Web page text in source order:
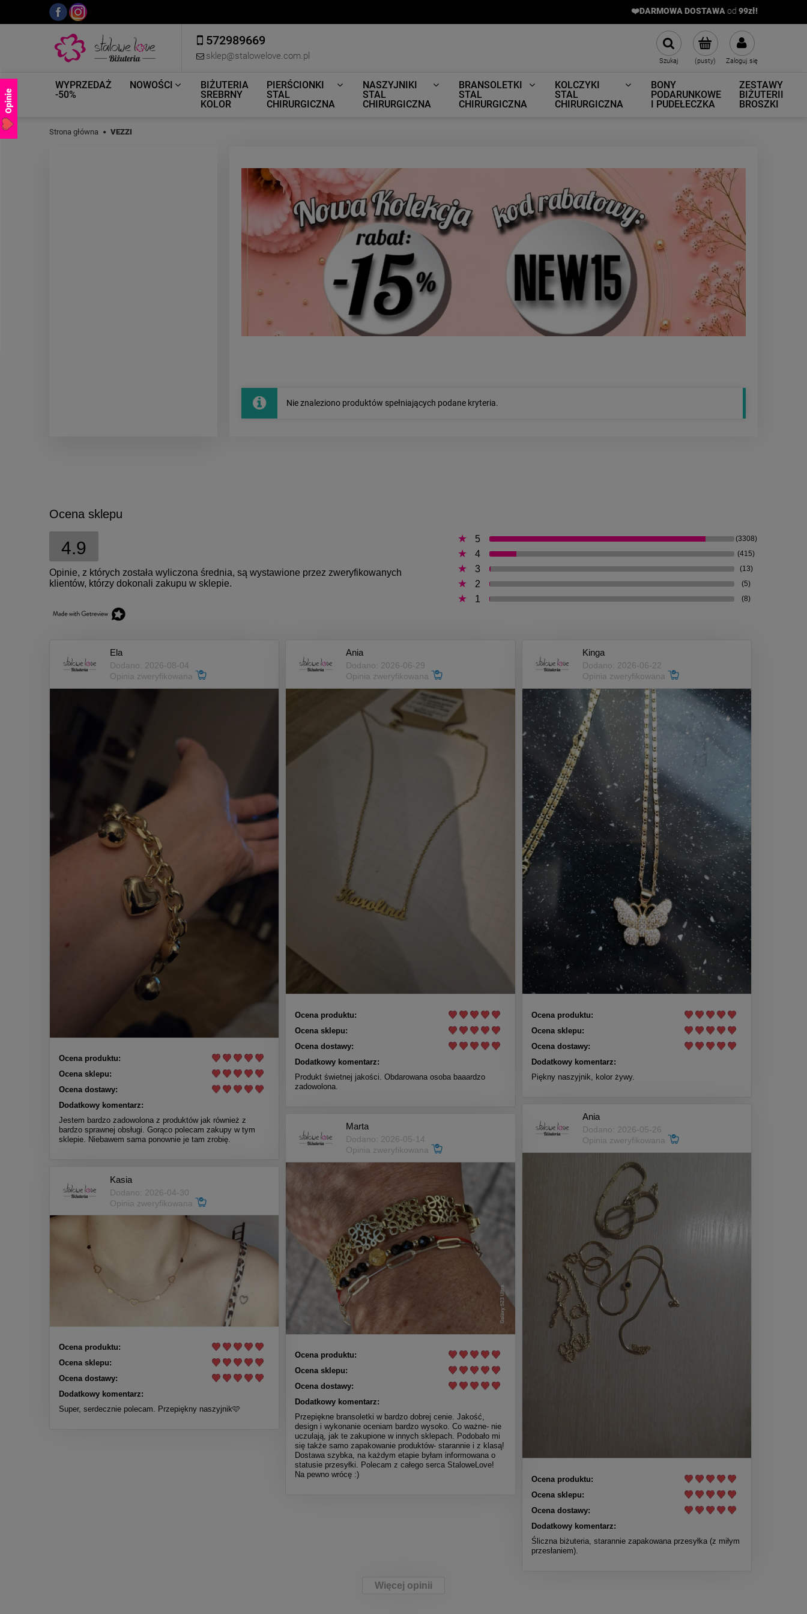
❤️DARMOWA DOSTAWA od 99zł!
572989669
sklep@stalowelove.com.pl (pusty) Zaloguj się
Szukaj
WYPRZEDAŻ
-50%
NOWOŚCI
BIŻUTERIA
SREBRNY
KOLOR
PIERŚCIONKI
STAL
CHIRURGICZNA
NASZYJNIKI
STAL
CHIRURGICZNA
BRANSOLETKI
STAL
CHIRURGICZNA
KOLCZYKI
STAL
CHIRURGICZNA
BONY
PODARUNKOWE
I PUDEŁECZKA
ZESTAWY
BIŻUTERII
BROSZKI
Strona główna VEZZI
Nie znaleziono produktów spełniających podane kryteria.
Ocena sklepu
4.9
Opinie, z których została wyliczona średnia, są wystawione przez zweryfikowanych
klientów, którzy dokonali zakupu w sklepie.
5 (3308)
4 (415)
3 (13)
2 (5)
1 (8)
Ela
Dodano: 2026-08-04
Opinia zweryfikowana
Ocena produktu:
Ocena sklepu:
Ocena dostawy:
Dodatkowy komentarz:
Jestem bardzo zadowolona z produktów jak również z
bardzo sprawnej obsługi. Gorąco polecam zakupy w tym
sklepie. Niebawem sama ponownie je tam zrobię.
Ania
Dodano: 2026-06-29
Opinia zweryfikowana
Ocena produktu:
Ocena sklepu:
Ocena dostawy:
Dodatkowy komentarz:
Produkt świetnej jakości. Obdarowana osoba baaardzo
zadowolona.
Kinga
Dodano: 2026-06-22
Opinia zweryfikowana
Ocena produktu:
Ocena sklepu:
Ocena dostawy:
Dodatkowy komentarz:
Piękny naszyjnik, kolor żywy.
Ania
Dodano: 2026-05-26
Opinia zweryfikowana
Ocena produktu:
Ocena sklepu:
Ocena dostawy:
Dodatkowy komentarz:
Śliczna biżuteria, starannie zapakowana przesyłka (z miłym
przesłaniem).
Marta
Dodano: 2026-05-14
Opinia zweryfikowana
Ocena produktu:
Ocena sklepu:
Ocena dostawy:
Dodatkowy komentarz:
Przepiękne bransoletki w bardzo dobrej cenie. Jakość,
design i wykonanie oceniam bardzo wysoko. Co ważne- nie
uczulają, jak te zakupione w innych sklepach. Podobało mi
się także samo zapakowanie produktów- starannie i z klasą!
Dostawa szybka, na każdym etapie byłam informowana o
statusie przesyłki. Polecam z całego serca StaloweLove!
Na pewno wrócę :)
Kasia
Dodano: 2026-04-30
Opinia zweryfikowana
Ocena produktu:
Ocena sklepu:
Ocena dostawy:
Dodatkowy komentarz:
Super, serdecznie polecam. Przepiękny naszyjnik🩷
Więcej opinii
Opinie